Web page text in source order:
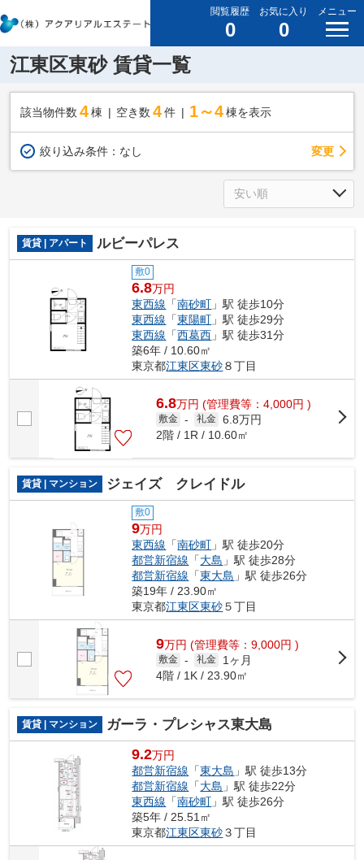
閲覧履歴
0
お気に入り
0
メニュー
江東区東砂 賃貸一覧
該当物件数 4棟 空き数 4 件 1～4 棟を表示
絞り込み条件： なし 変更
賃貸 | アパート ルビーパレス
敷0
6.8万円
東西線 「南砂町 」駅 徒歩10分
東西線 「東陽町 」駅 徒歩29分
東西線 「西葛西 」駅 徒歩31分
築6年 / 10.60㎡
東京都江東区東砂８丁目
6.8万円 (管理費等：4,000円 )
敷金 - 礼金 6.8万円
2階 / 1R / 10.60㎡
賃貸 | マンション ジェイズ クレイドル
敷0
9万円
東西線 「南砂町 」駅 徒歩20分
都営新宿線 「大島 」駅 徒歩28分
都営新宿線 「東大島 」駅 徒歩26分
築19年 / 23.90㎡
東京都江東区東砂５丁目
9万円 (管理費等：9,000円 )
敷金 - 礼金
1ヶ月
4階 / 1K / 23.90㎡
賃貸 | マンション ガーラ・プレシャス東大島
9.2万円
都営新宿線 「東大島 」駅 徒歩13分
都営新宿線 「大島 」駅 徒歩22分
東西線 「南砂町 」駅 徒歩26分
築5年 / 25.51㎡
東京都江東区東砂３丁目